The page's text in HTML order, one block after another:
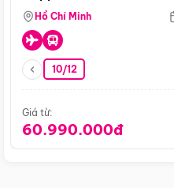
Hồ Chí Minh
10/12
Giá từ:
60.990.000đ